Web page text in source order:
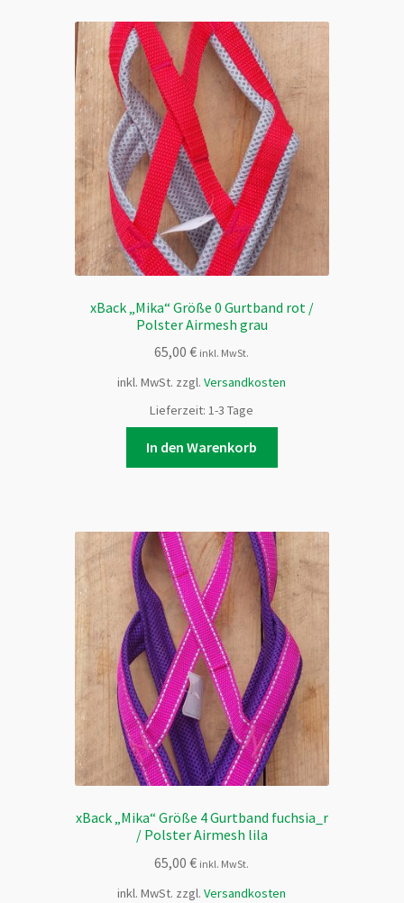
xBack „Mika“ Größe 0 Gurtband rot /
Polster Airmesh grau
65,00€ inkl. MwSt.
inkl. MwSt. zzgl.Versandkosten
Lieferzeit:1-3 Tage
In den Warenkorb
xBack „Mika“ Größe 4 Gurtband fuchsia_r
/ Polster Airmesh lila
65,00€ inkl. MwSt.
inkl. MwSt. zzgl.Versandkosten